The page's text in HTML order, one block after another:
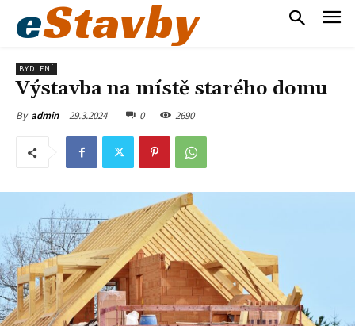
eStavby
BYDLENÍ
Výstavba na místě starého domu
By admin 29.3.2024 0 2690